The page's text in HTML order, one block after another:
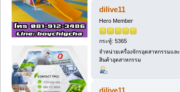
dilive11
Hero Member
กระทู้: 5365
จำหน่ายเครื่องจักรอุตสาหกรรมและ
สินค้าอุตสาหกรรม